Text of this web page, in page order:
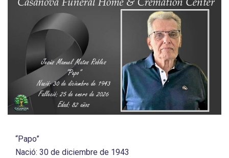
“Papo”
Nació: 30 de diciembre de 1943